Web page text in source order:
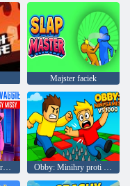
Majster faciek
Huggy Waggy zachráni Kissy Missy